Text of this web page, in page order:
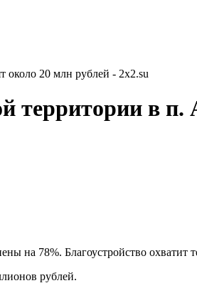
около 20 млн рублей - 2x2.su
территории в
на 78%. Благоустройство
рублей.